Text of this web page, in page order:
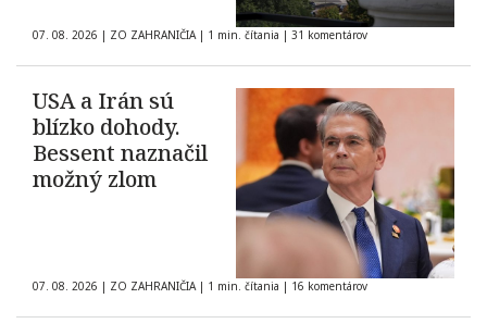
07. 08. 2026 | ZO ZAHRANIČIA | 1 min. čítania | 31 komentárov
USA a Irán sú
blízko dohody.
Bessent naznačil
možný zlom
07. 08. 2026 | ZO ZAHRANIČIA | 1 min. čítania | 16 komentárov